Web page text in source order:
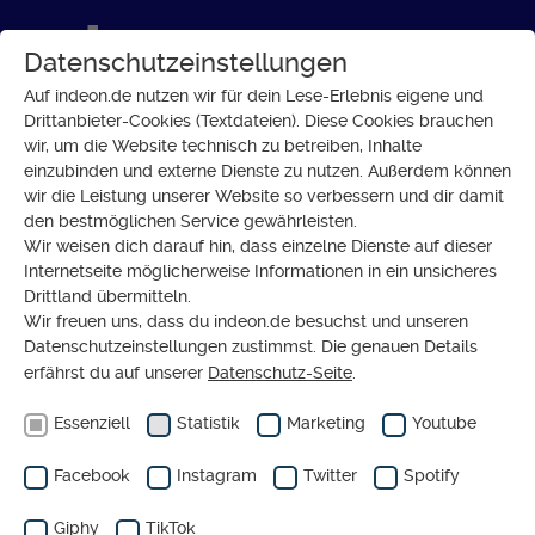
Dossier
WAS MACHT UNS STARK?
Resilienz: Immunsystem für
die Seele
Datenschutzeinstellungen
Auf indeon.de nutzen wir für dein Lese-Erlebnis eigene und
Drittanbieter-Cookies (Textdateien). Diese Cookies brauchen
wir, um die Website technisch zu betreiben, Inhalte
einzubinden und externe Dienste zu nutzen. Außerdem können
wir die Leistung unserer Website so verbessern und dir damit
den bestmöglichen Service gewährleisten.
Wir weisen dich darauf hin, dass einzelne Dienste auf dieser
Internetseite möglicherweise Informationen in ein unsicheres
Drittland übermitteln.
Wir freuen uns, dass du indeon.de besuchst und unseren
Datenschutzeinstellungen zustimmst. Die genauen Details
erfährst du auf unserer Datenschutz-Seite
Essenziell Statistik Marketing Youtube
Facebook Instagram Twitter Spotify
Giphy TikTok